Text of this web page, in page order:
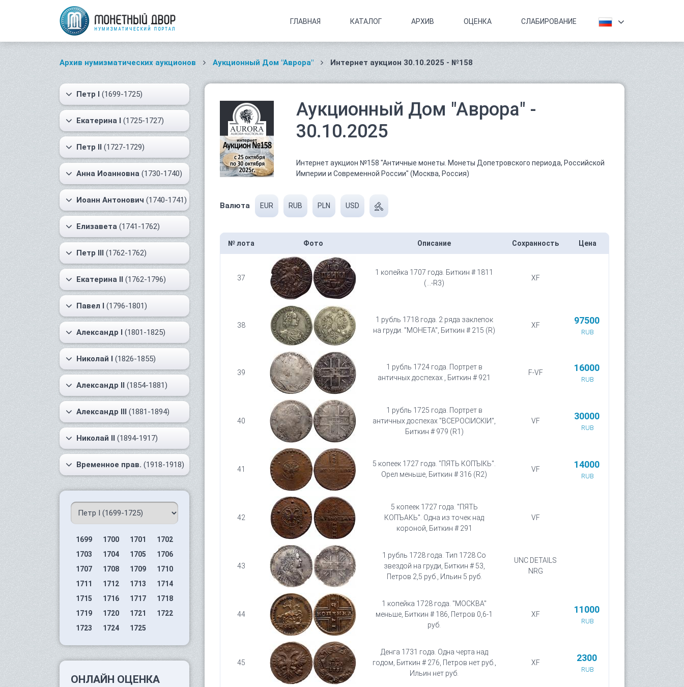
ГЛАВНАЯ КАТАЛОГ АРХИВ ОЦЕНКА СЛАБИРОВАНИЕ
Архив нумизматических аукционов Аукционный Дом "Аврора" Интернет аукцион 30.10.2025 - №158
Петр I (1699-1725)
Екатерина I (1725-1727)
Петр II (1727-1729)
Анна Иоанновна (1730-1740)
Иоанн Антонович (1740-1741)
Елизавета (1741-1762)
Петр III (1762-1762)
Екатерина II (1762-1796)
Павел I (1796-1801)
Александр I (1801-1825)
Николай I (1826-1855)
Александр II (1854-1881)
Александр III (1881-1894)
Николай II (1894-1917)
Временное прав. (1918-1918)
1699 1700 1701
1702
1703
1704 1705
1706
1707
1708 1709
1710
1711
1712 1713
1714
1715
1716 1717
1718
1719
1720 1721
1722
1723
1724 1725
ОНЛАЙН ОЦЕНКА
Аукционный Дом "Аврора" -
30.10.2025
Интернет аукцион №158 "Античные монеты. Монеты Допетровского периода, Российской
Империи и Современной России" (Москва, Россия)
Валюта EUR RUB PLN USD
№ лота Фото Описание Сохранность Цена
37
1 копейка 1707 года. Биткин # 1811
(...-R3)
XF
38
1 рубль 1718 года. 2 ряда заклепок
на груди. "МОНЕТА", Биткин # 215 (R)
XF 97500
RUB
39
1 рубль 1724 года. Портрет в
античных доспехах , Биткин # 921
F-VF 16000
RUB
40
1 рубль 1725 года. Портрет в
античных доспехах "ВСЕРОСIИСКIИ",
Биткин # 979 (R1)
VF 30000
RUB
41
5 копеек 1727 года. "ПЯТЬ КОПЪIКЬ".
Орел меньше, Биткин # 316 (R2)
VF 14000
RUB
42
5 копеек 1727 года. "ПЯТЬ
КОПЪAКЬ". Одна из точек над
короной, Биткин # 291
VF
43
1 рубль 1728 года. Тип 1728 Со
звездой на груди, Биткин # 53,
Петров 2,5 руб., Ильин 5 руб.
UNC DETAILS
NRG
44
1 копейка 1728 года. "МОСКВА"
меньше, Биткин # 186, Петров 0,6-1
руб.
XF 11000
RUB
45
Денга 1731 года. Одна черта над
годом, Биткин # 276, Петров нет руб.,
Ильин нет руб.
XF 2300
RUB